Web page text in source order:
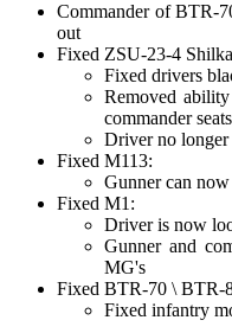
Commander of BTR-
out
Fixed ZSU-23-4
Fixed drivers
Removed
commander
Driver no longer
Fixed M113:
Gunner can
Fixed M1:
Driver is now
Gunner and
MG's
Fixed BTR-70 \ BTR-
Fixed infantry